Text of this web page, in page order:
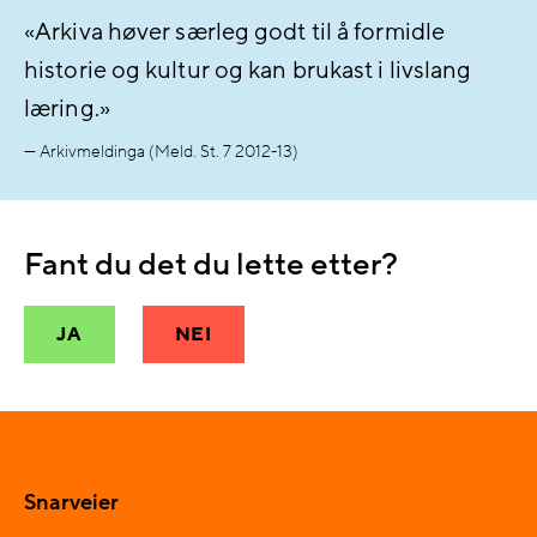
«Arkiva høver særleg godt til å formidle
historie og kultur og kan brukast i livslang
læring.»
— Arkivmeldinga (Meld. St. 7 2012-13)
Fant du det du lette etter?
JA NEI
Snarveier